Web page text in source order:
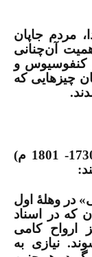
مردم جاپان
آن‌چنانی
کنفوسیوس و
چیزهایی که
اندیشمند بزرگ متوری نورینگا (1730- 1801 م)
در وهلۀ اول
که در اسناد
ارواح کامی
نیازی به